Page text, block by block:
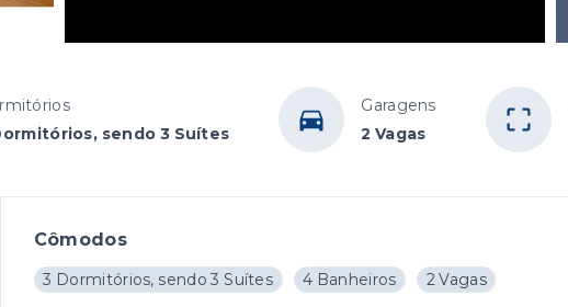
sendo 3 Suítes
Garagens
2 Vagas
Cômodos
3 Dormitórios, sendo 3 Suítes 4 Banheiros 2 Vagas